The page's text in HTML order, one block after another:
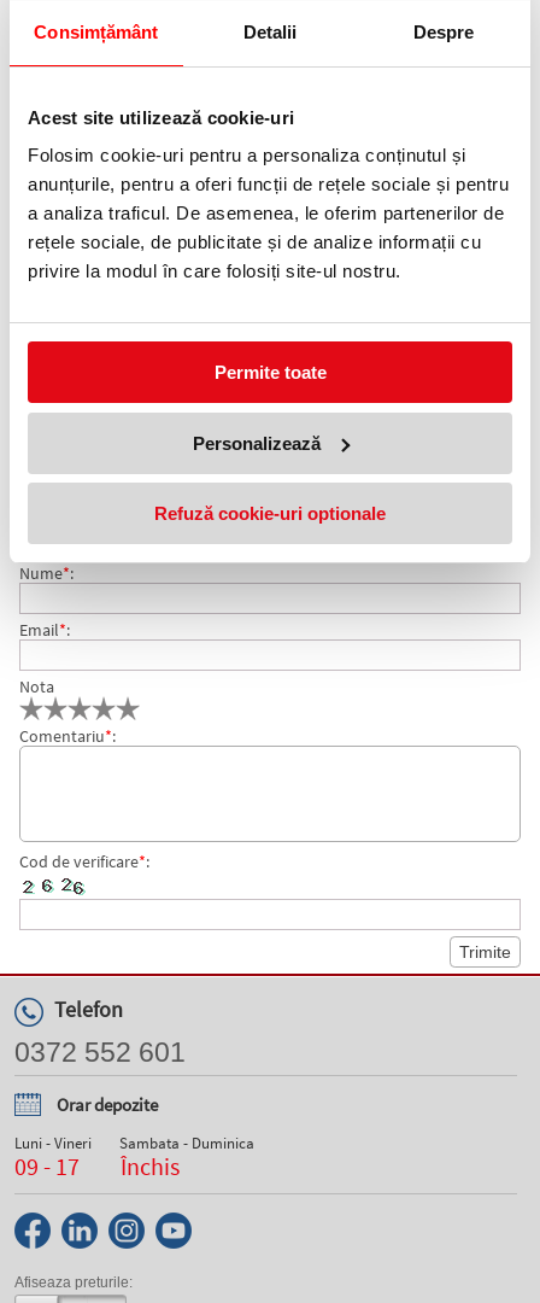
Consimțământ Detalii Despre
Acest site utilizează cookie-uri
Folosim cookie-uri pentru a personaliza conținutul și
anunțurile, pentru a oferi funcții de rețele sociale și pentru
a analiza traficul. De asemenea, le oferim partenerilor de
rețele sociale, de publicitate și de analize informații cu
privire la modul în care folosiți site-ul nostru.
Permite toate
Personalizează
Refuză cookie-uri optionale
Anunta-ma cand revine in stoc
Informatii livrare
Telefon:
0372 552 601
Ambalare: 300 file/cub.
COMENTARII CUB DE HARTIE 9 X 9 CM SIMPLU COLOR
Nu exista comentarii. Fii primul care comenteaza acest produs!
Adresa de e-mail ramane confidentiala si nu va fi afisata pe site.
Nume*:
Email*:
Nota
Comentariu*:
Cod de verificare*:
Telefon
0372 552 601
Orar depozite
Luni - Vineri
09 - 17
Sambata - Duminica
Închis
Afiseaza preturile: